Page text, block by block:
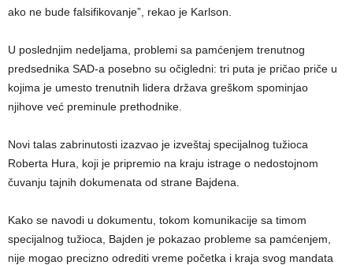
ako ne bude falsifikovanje”, rekao je Karlson.
U poslednjim nedeljama, problemi sa pamćenjem trenutnog
predsednika SAD-a posebno su očigledni: tri puta je pričao priče u
kojima je umesto trenutnih lidera država greškom spominjao
njihove već preminule prethodnike.
Novi talas zabrinutosti izazvao je izveštaj specijalnog tužioca
Roberta Hura, koji je pripremio na kraju istrage o nedostojnom
čuvanju tajnih dokumenata od strane Bajdena.
Kako se navodi u dokumentu, tokom komunikacije sa timom
specijalnog tužioca, Bajden je pokazao probleme sa pamćenjem,
nije mogao precizno odrediti vreme početka i kraja svog mandata